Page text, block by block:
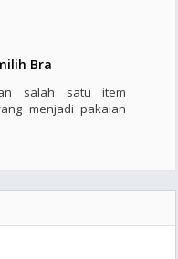
Bra
salah satu item
menjadi pakaian